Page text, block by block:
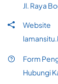
Jl. Raya
Website
Form
Hubungi